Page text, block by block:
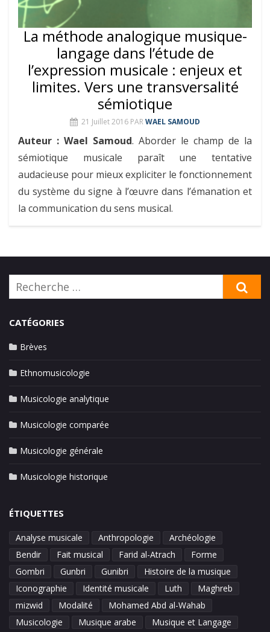
La méthode analogique musique-
langage dans l’étude de
l’expression musicale : enjeux et
limites. Vers une transversalité
sémiotique
21 Juillet 2016 PAR WAEL SAMOUD
Auteur : Wael Samoud. Aborder le champ de la
sémiotique musicale paraît une tentative
audacieuse pour mieux expliciter le fonctionnement
du système du signe à l’œuvre dans l’émanation et
la communication du sens musical.
Rechercher:
CATÉGORIES
Brèves
Ethnomusicologie
Musicologie analytique
Musicologie comparée
Musicologie générale
Musicologie historique
ÉTIQUETTES
Analyse musicale Anthropologie
Archéologie
Bendir
Fait musical Farid al-Atrach
Forme
Gombri
Gunbri Gunibri
Histoire de la musique
Iconographie
Identité musicale Luth
Maghreb
mizwid
Modalité
Mohamed Abd al-Wahab
Musicologie
Musique arabe
Musique et Langage